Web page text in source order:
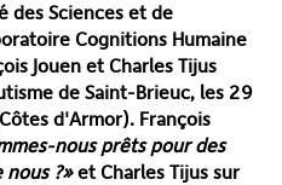
des Sciences et de
Cognitions Humaine
Jouen et Charles Tijus
de Saint-Brieuc, les 29
d'Armor). François
nous prêts pour des
?»et Charles Tijus sur